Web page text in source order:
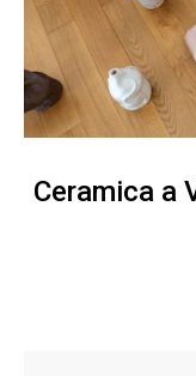
Ceramica a